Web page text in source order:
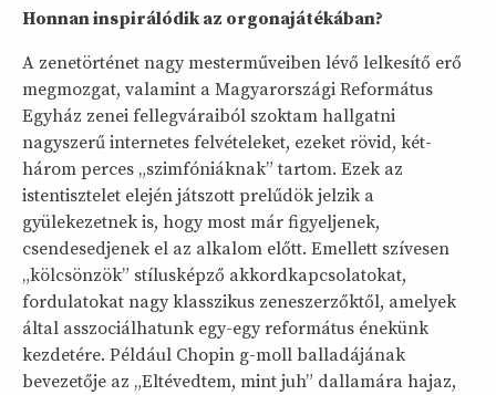
Honnan inspirálódik az orgonajátékában?
A zenetörténet nagy mesterműveiben lévő lelkesítő erő
megmozgat, valamint a Magyarországi Református
Egyház zenei fellegváraiból szoktam hallgatni
nagyszerű internetes felvételeket, ezeket rövid, két-
három perces „szimfóniáknak” tartom. Ezek az
istentisztelet elején játszott prelűdök jelzik a
gyülekezetnek is, hogy most már figyeljenek,
csendesedjenek el az alkalom előtt. Emellett szívesen
„kölcsönzök” stílusképző akkordkapcsolatokat,
fordulatokat nagy klasszikus zeneszerzőktől, amelyek
által asszociálhatunk egy-egy református énekünk
kezdetére. Például Chopin g-moll balladájának
bevezetője az „Eltévedtem, mint juh” dallamára hajaz,